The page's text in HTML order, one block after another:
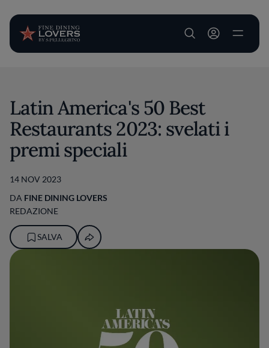
User account
Latin America's 50 Best
Restaurants 2023: svelati i
premi speciali
14 NOV 2023
DA FINE DINING LOVERS
REDAZIONE
SALVA